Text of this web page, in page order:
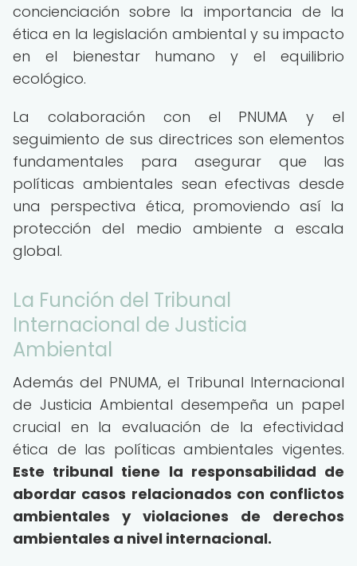
concienciación sobre la importancia de la
ética en la legislación ambiental y su impacto
en el bienestar humano y el equilibrio
ecológico.
La colaboración con el PNUMA y el
seguimiento de sus directrices son elementos
fundamentales para asegurar que las
políticas ambientales sean efectivas desde
una perspectiva ética, promoviendo así la
protección del medio ambiente a escala
global.
La Función del Tribunal
Internacional de Justicia
Ambiental
Además del PNUMA, el Tribunal Internacional
de Justicia Ambiental desempeña un papel
crucial en la evaluación de la efectividad
ética de las políticas ambientales vigentes.
Este tribunal tiene la responsabilidad de
abordar casos relacionados con conflictos
ambientales y violaciones de derechos
ambientales a nivel internacional.